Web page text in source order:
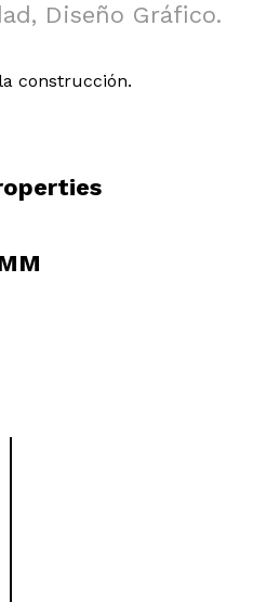
Diseño Gráfico.
construcción.